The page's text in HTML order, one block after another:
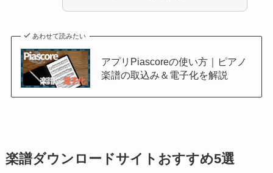
あわせて読みたい
アプリPiascoreの使い方｜ピアノ
楽譜の取込み＆電子化を解説
楽譜ダウンロードサイトおすすめ5選